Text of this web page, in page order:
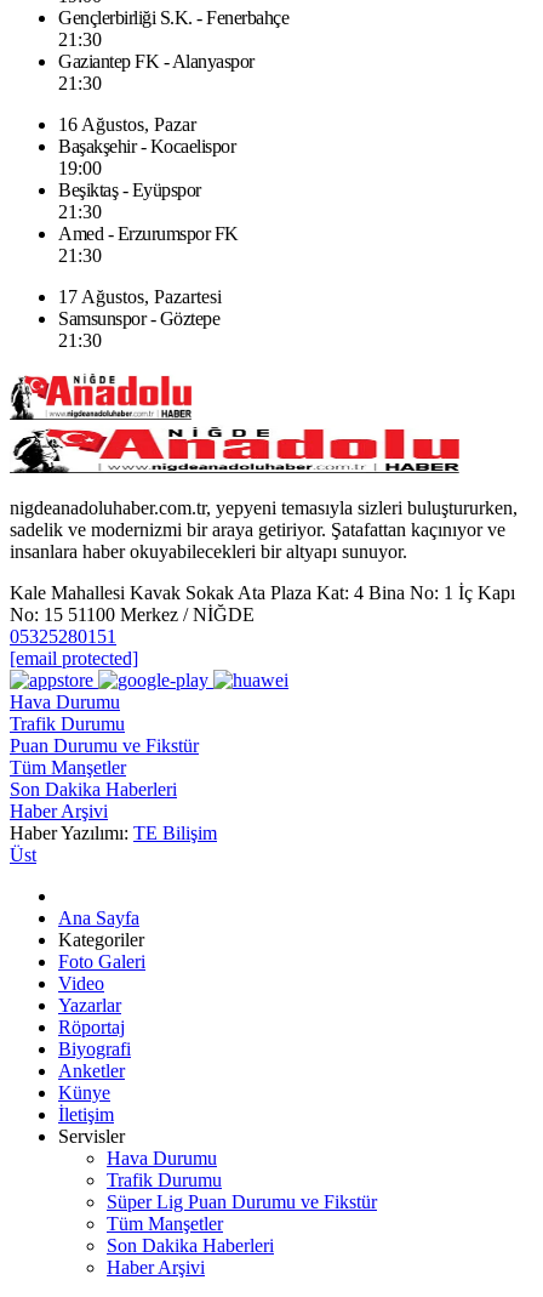
Gençlerbirliği S.K. - Fenerbahçe
21:30
Gaziantep FK - Alanyaspor
21:30
16 Ağustos, Pazar
Başakşehir - Kocaelispor
19:00
Beşiktaş - Eyüpspor
21:30
Amed - Erzurumspor FK
21:30
17 Ağustos, Pazartesi
Samsunspor - Göztepe
21:30
nigdeanadoluhaber.com.tr, yepyeni temasıyla sizleri buluştururken,
sadelik ve modernizmi bir araya getiriyor. Şatafattan kaçınıyor ve
insanlara haber okuyabilecekleri bir altyapı sunuyor.
Kale Mahallesi Kavak Sokak Ata Plaza Kat: 4 Bina No: 1 İç Kapı
No: 15 51100 Merkez / NİĞDE
05325280151
[email protected]
Hava Durumu
Trafik Durumu
Puan Durumu ve Fikstür
Tüm Manşetler
Son Dakika Haberleri
Haber Arşivi
Haber Yazılımı: TE Bilişim
Üst
Ana Sayfa
Kategoriler
Foto Galeri
Video
Yazarlar
Röportaj
Biyografi
Anketler
Künye
İletişim
Servisler
Hava Durumu
Trafik Durumu
Süper Lig Puan Durumu ve Fikstür
Tüm Manşetler
Son Dakika Haberleri
Haber Arşivi